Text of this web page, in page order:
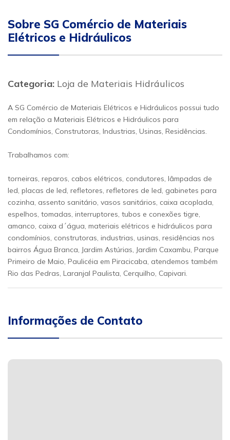
Sobre SG Comércio de Materiais
Elétricos e Hidráulicos
Categoria: Loja de Materiais Hidráulicos
A SG Comércio de Materiais Elétricos e Hidráulicos possui tudo
em relação a Materiais Elétricos e Hidráulicos para
Condomínios, Construtoras, Industrias, Usinas, Residências.
Trabalhamos com:
torneiras, reparos, cabos elétricos, condutores, lâmpadas de
led, placas de led, refletores, refletores de led, gabinetes para
cozinha, assento sanitário, vasos sanitários, caixa acoplada,
espelhos, tomadas, interruptores, tubos e conexões tigre,
amanco, caixa d´água, materiais elétricos e hidráulicos para
condomínios, construtoras, industrias, usinas, residências nos
bairros Água Branca, Jardim Astúrias, Jardim Caxambu, Parque
Primeiro de Maio, Paulicéia em Piracicaba, atendemos também
Rio das Pedras, Laranjal Paulista, Cerquilho, Capivari.
Informações de Contato